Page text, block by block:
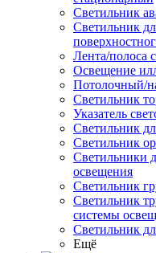
Светильник
Светильник
Лента/полоса
Освещение
Потолочный/
Светильник
Указатель
Светильник
Светильник
Светильники
освещения
Светильник
Светильник
системы
Светильник
Ещё